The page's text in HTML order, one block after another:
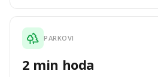
PARKOVI
2 min hoda